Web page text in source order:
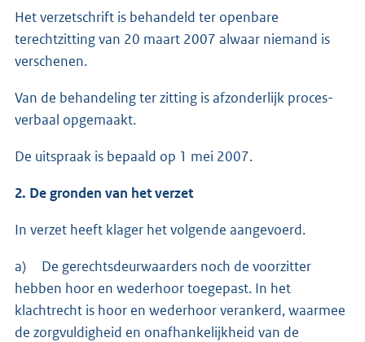
Het verzetschrift is behandeld ter openbare
terechtzitting van 20 maart 2007 alwaar niemand is
verschenen.
Van de behandeling ter zitting is afzonderlijk proces-
verbaal opgemaakt.
De uitspraak is bepaald op 1 mei 2007.
2. De gronden van het verzet
In verzet heeft klager het volgende aangevoerd.
a) De gerechtsdeurwaarders noch de voorzitter
hebben hoor en wederhoor toegepast. In het
klachtrecht is hoor en wederhoor verankerd, waarmee
de zorgvuldigheid en onafhankelijkheid van de